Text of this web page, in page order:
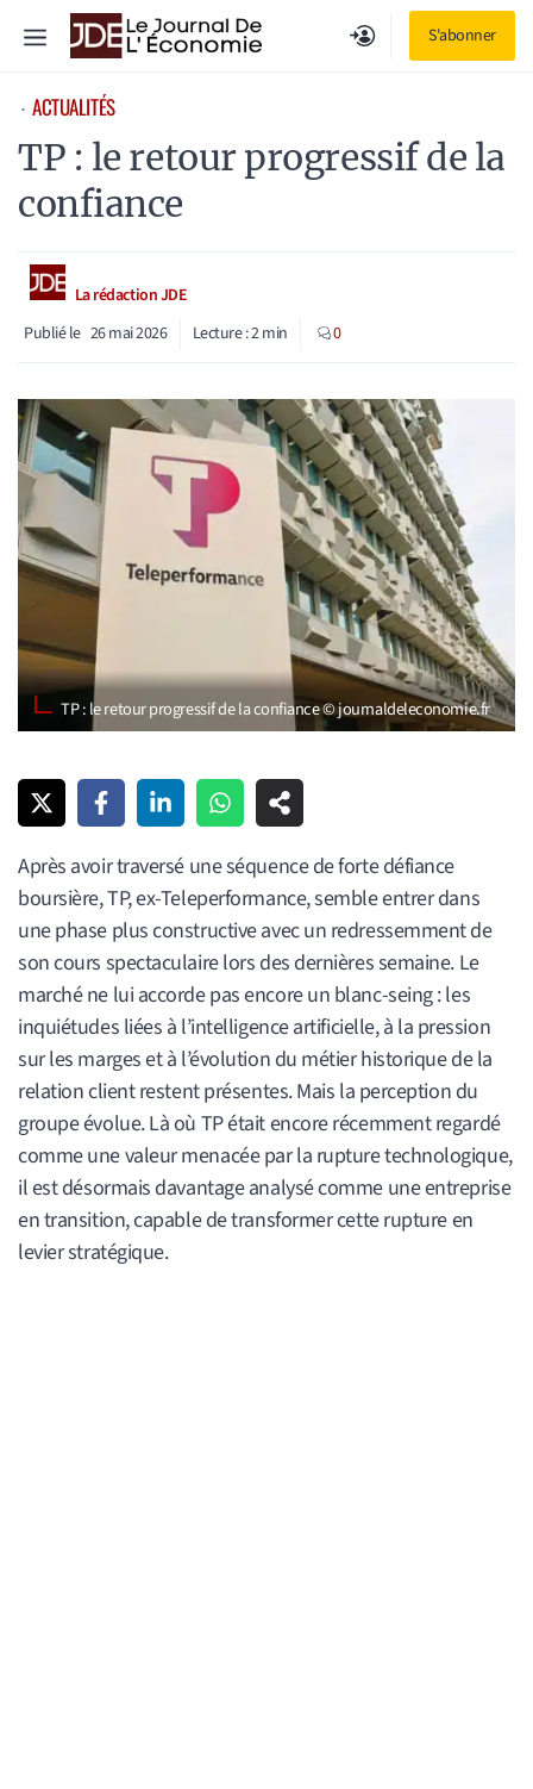
S'abonner
Menu
⋅ ACTUALITÉS
TP : le retour progressif de la
confiance
La rédaction JDE
Publié le 26 mai 2026 Lecture :2min 0
TP : le retour progressif de la confiance © journaldeleconomie.fr
Après avoir traversé une séquence de forte défiance
boursière, TP, ex-Teleperformance, semble entrer dans
une phase plus constructive avec un redressemment de
son cours spectaculaire lors des dernières semaine. Le
marché ne lui accorde pas encore un blanc-seing : les
inquiétudes liées à l’intelligence artificielle, à la pression
sur les marges et à l’évolution du métier historique de la
relation client restent présentes. Mais la perception du
groupe évolue. Là où TP était encore récemment regardé
comme une valeur menacée par la rupture technologique,
il est désormais davantage analysé comme une entreprise
en transition, capable de transformer cette rupture en
levier stratégique.